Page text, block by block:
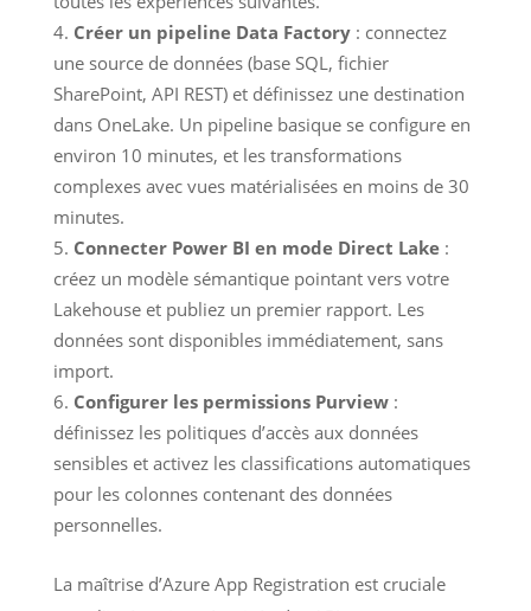
Créer un pipeline Data Factory: connectez
une source de données (base SQL, fichier
SharePoint, API REST) et définissez une destination
dans OneLake. Un pipeline basique se configure en
environ 10 minutes, et les transformations
complexes avec vues matérialisées en moins de 30
minutes.
Connecter Power BI en mode Direct Lake:
créez un modèle sémantique pointant vers votre
Lakehouse et publiez un premier rapport. Les
données sont disponibles immédiatement, sans
import.
Configurer les permissions Purview:
définissez les politiques d’accès aux données
sensibles et activez les classifications automatiques
pour les colonnes contenant des données
personnelles.
La maîtrise d’Azure App Registration est cruciale